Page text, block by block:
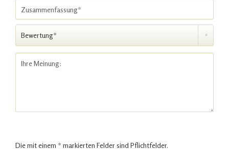
Die mit einem * markierten Felder sind Pflichtfelder.